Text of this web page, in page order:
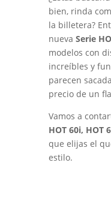
bien, rinda
la billetera?
nueva Serie
modelos con
increíbles y
parecen
precio de un
Vamos a
HOT 60i, HOT
que elijas el
estilo.